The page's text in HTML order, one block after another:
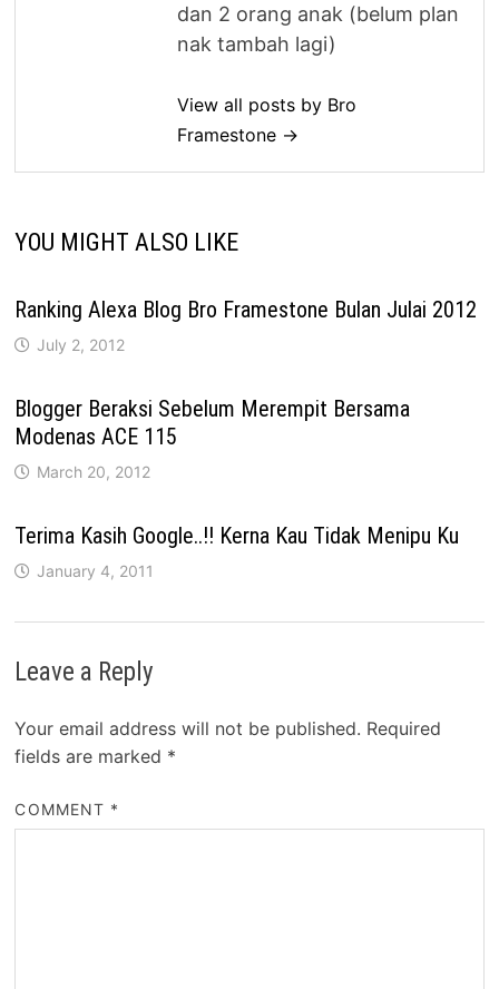
dan 2 orang anak (belum plan
nak tambah lagi)
View all posts by Bro
Framestone →
YOU MIGHT ALSO LIKE
Ranking Alexa Blog Bro Framestone Bulan Julai 2012
July 2, 2012
Blogger Beraksi Sebelum Merempit Bersama
Modenas ACE 115
March 20, 2012
Terima Kasih Google..!! Kerna Kau Tidak Menipu Ku
January 4, 2011
Leave a Reply
Your email address will not be published. Required
fields are marked *
COMMENT *